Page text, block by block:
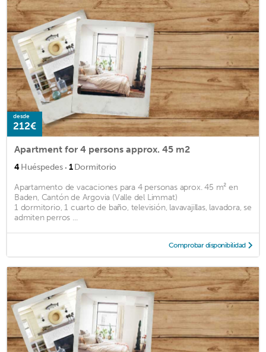
desde
212€
Apartment for 4 persons approx. 45 m2
4Huéspedes · 1Dormitorio
Apartamento de vacaciones para 4 personas aprox. 45 m² en
Baden, Cantón de Argovia (Valle del Limmat)
1 dormitorio, 1 cuarto de baño, televisión, lavavajillas, lavadora, se
admiten perros ...
Comprobar disponibilidad